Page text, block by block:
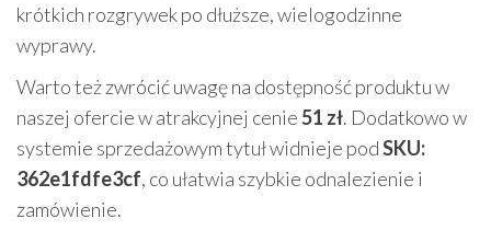
krótkich rozgrywek po dłuższe, wielogodzinne
wyprawy.
Warto też zwrócić uwagę na dostępność produktu w
naszej ofercie w atrakcyjnej cenie51 zł. Dodatkowo w
systemie sprzedażowym tytuł widnieje podSKU:
362e1fdfe3cf, co ułatwia szybkie odnalezienie i
zamówienie.